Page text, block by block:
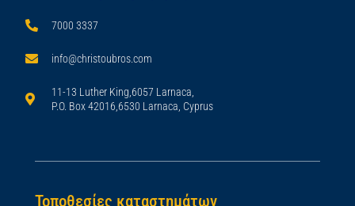
7000 3337
info@christoubros.com
11-13 Luther King,6057 Larnaca,
P.O. Box 42016,6530 Larnaca, Cyprus
Τοποθεσίες καταστημάτων